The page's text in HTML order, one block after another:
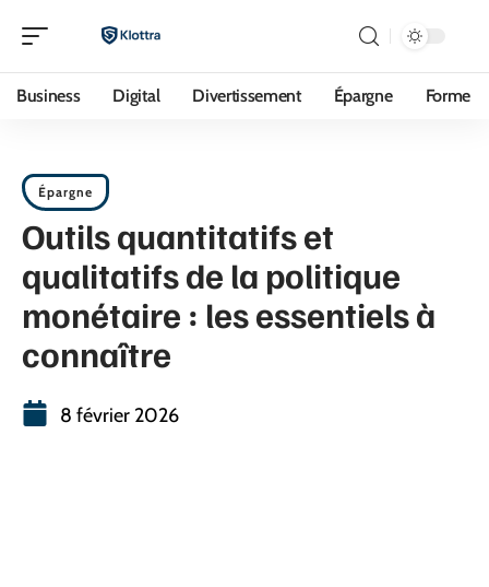
Business Digital Divertissement Épargne Forme
Épargne
Outils quantitatifs et
qualitatifs de la politique
monétaire : les essentiels à
connaître
8 février 2026